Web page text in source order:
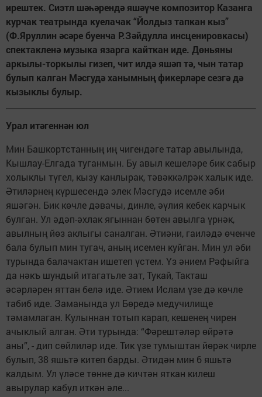
ирештек. Сиэтл шәһәрендә яшәүче композитор Казанга
курчак театрында куелачак “Йолдыз тапкан кыз”
(Ф.Яруллин әсәре буенча Р.Зәйдулла инсценировкасы)
спектакленә музыка язарга кайткан иде. Дөньяны
аркылы-торкылы гизеп, чит илдә яшәп тә, чын татар
булып калган Мәсгудә ханымның фикерләре сезгә дә
кызыклы булыр.
Урал итәгеннән юл
Мин Башкортстанның иң чигендәге татар авылында,
Кышлау-Елгада туганмын. Бу авыл кешеләре бик сабыр
холыклы түгел, кызу канлырак, тәвәккәлрәк халык иде.
Әтиләрнең күршесендә элек Мәсгудә исемле әби
яшәгән. Бик көчле дәвачы, динле, әүлия кебек карчык
булган. Ул әдәп-әхлак ягыннан бөтен авылга үрнәк,
авылның йөз аклыгы саналган. Әти­әни, гаиләдә өченче
бала булып мин тугач, аның исемен куйган. Мин ул әби
турында балачактан ишетеп үстем. Үз әнием Рәфыйга
да нәкъ шундый итагатьле зат, Тукай, Такташ
әсәрләрен яттан белә иде. Әтием Ислам үзе дә көчле
табиб иде. Заманында ул Бөредә медучилище
тәмамлаган. Ку­лыннан тотып карап, кешенең чирен
ачыклый алган. Әти турында: “Фәрештәләр өйрәтә
аны”, - дип сөйлиләр иде. Тик үзе тумыштан йөрәк чирле
булып, 38 яшьтә китеп барды. Әтидән мин 6 яшьтә
калдым. Ул үләсе төнне дә кичтән яткан килеш
авырулар кабул иткән әле...